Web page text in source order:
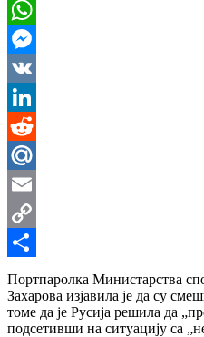
Viber
WhatsApp
Messenger
VK
LinkedIn
Reddit
Mail.Ru
Email
Copy
Link
Share
Портпаролка Министарства
Захарова изјавила је да су
томе да је Русија решила да
подсетивши на ситуацију са